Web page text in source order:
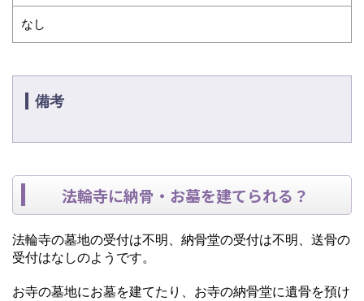
なし
備考
法輪寺に納骨・お墓を建てられる？
法輪寺の墓地の受付は不明、納骨堂の受付は不明、送骨の
受付はなしのようです。
お寺の墓地にお墓を建てたり、お寺の納骨堂に遺骨を預け